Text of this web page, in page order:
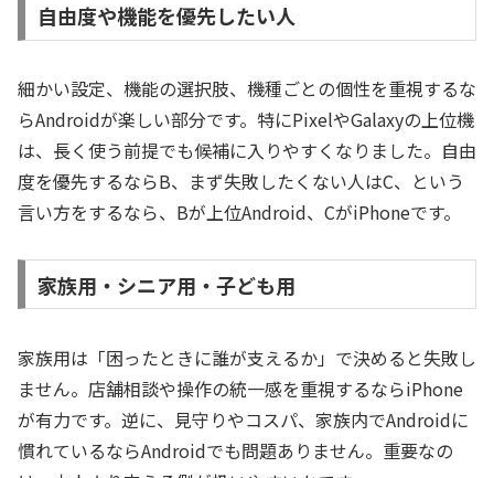
自由度や機能を優先したい人
細かい設定、機能の選択肢、機種ごとの個性を重視するな
らAndroidが楽しい部分です。特にPixelやGalaxyの上位機
は、長く使う前提でも候補に入りやすくなりました。自由
度を優先するならB、まず失敗したくない人はC、という
言い方をするなら、Bが上位Android、CがiPhoneです。
家族用・シニア用・子ども用
家族用は「困ったときに誰が支えるか」で決めると失敗し
ません。店舗相談や操作の統一感を重視するならiPhone
が有力です。逆に、見守りやコスパ、家族内でAndroidに
慣れているならAndroidでも問題ありません。重要なの